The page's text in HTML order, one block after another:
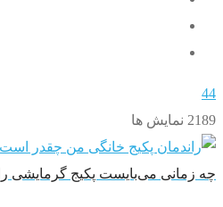
44
2189 نمایش ها
چه زمانی می‌‌‌‌‌‌‌‌‌‌‌‌بایست پکیج گرمایشی